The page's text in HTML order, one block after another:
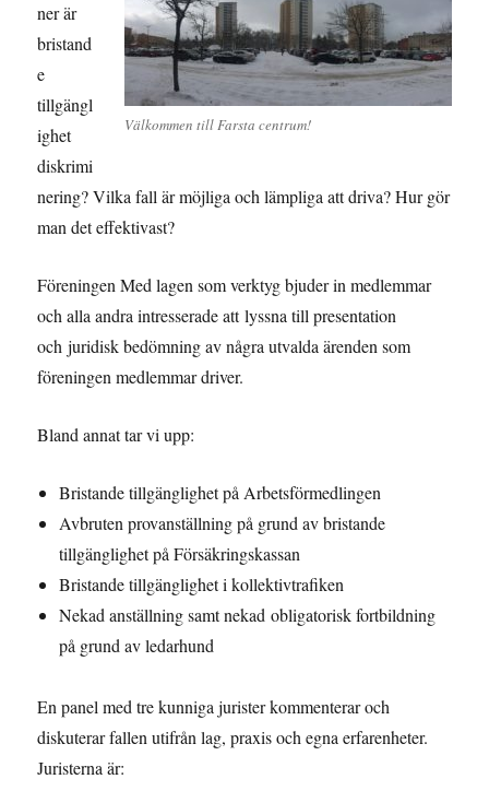
Välkommen till Farsta centrum!
ner är
bristand
e
tillgängl
ighet
diskrimi
nering? Vilka fall är möjliga och lämpliga att driva? Hur gör
man det effektivast?
Föreningen Med lagen som verktyg bjuder in medlemmar
och alla andra intresserade att lyssna till presentation
och juridisk bedömning av några utvalda ärenden som
föreningen medlemmar driver.
Bland annat tar vi upp:
Bristande tillgänglighet på Arbetsförmedlingen
Avbruten provanställning på grund av bristande
tillgänglighet på Försäkringskassan
Bristande tillgänglighet i kollektivtrafiken
Nekad anställning samt nekad obligatorisk fortbildning
på grund av ledarhund
En panel med tre kunniga jurister kommenterar och
diskuterar fallen utifrån lag, praxis och egna erfarenheter.
Juristerna är: